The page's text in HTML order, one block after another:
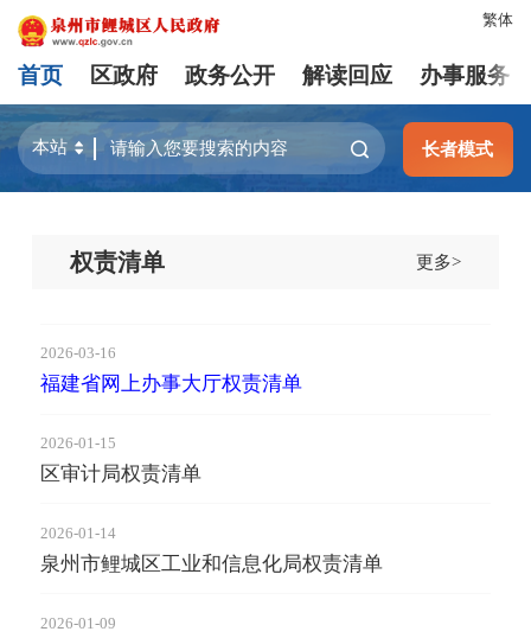
繁体
首页 区政府 政务公开 解读回应 办事服务
长者模式
权责清单 更多>
2026-03-16
福建省网上办事大厅权责清单
2026-01-15
区审计局权责清单
2026-01-14
泉州市鲤城区工业和信息化局权责清单
2026-01-09